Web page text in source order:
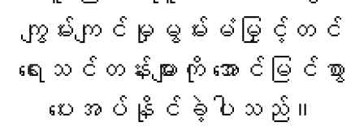
ကျွမ်းကျင်မှုမွမ်းမံမြှင့်တင်
ရေးသင်တန်းများကို အောင်မြင်စွာ
ပေးအပ်နိုင်ခဲ့ပါသည်။